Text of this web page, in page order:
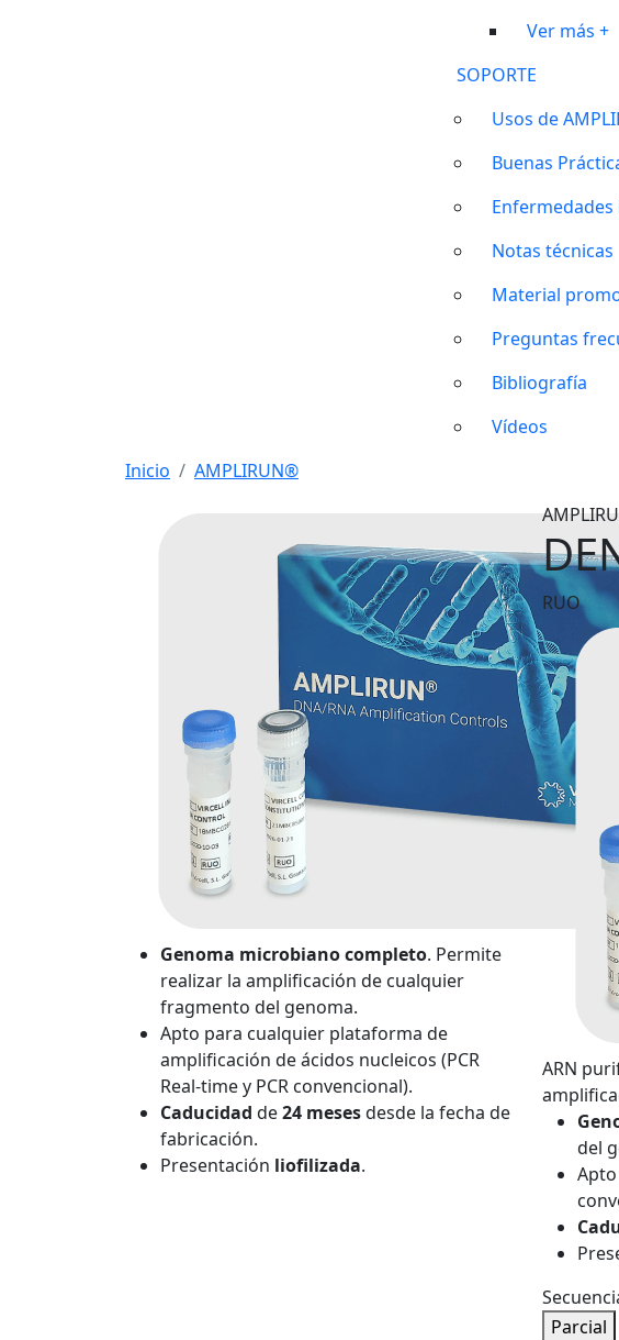
Ver más +
SOPORTE
Usos de
Buenas
Enfermedades
Notas técnicas
Material
Preguntas
Bibliografía
Vídeos
Inicio AMPLIRUN®
Genoma microbiano completo. Permite
realizar la amplificación de cualquier
fragmento del genoma.
Apto para cualquier plataforma de
amplificación de ácidos nucleicos (PCR
Real-time y PCR convencional).
Caducidad de24 mesesdesde la fecha de
fabricación.
Presentación liofilizada.
RUO
ARN
del
Parcial